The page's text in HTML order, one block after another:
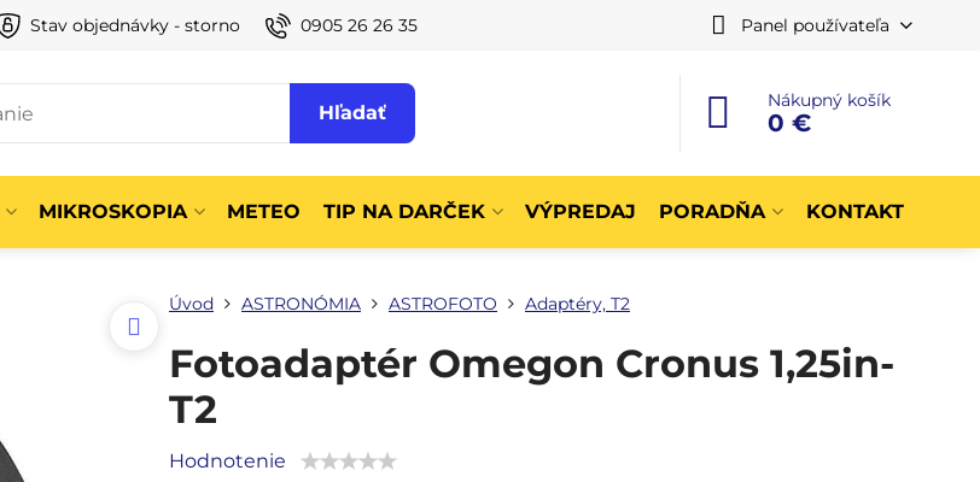
Stav objednávky - storno 0905 26 26 35 Panel používateľa
Hľadať
Nákupný košík
0 €
MIKROSKOPIA METEO TIP NA DARČEK VÝPREDAJ PORADŇA KONTAKT
Úvod ASTRONÓMIA ASTROFOTO Adaptéry, T2
Fotoadaptér Omegon Cronus 1,25in-
T2
Hodnotenie